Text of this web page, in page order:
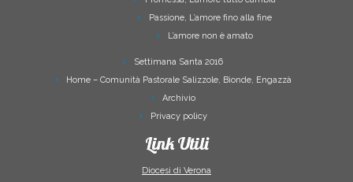
Passione, L’amore fino alla fine
L’amore non è amato
Settimana Santa 2016
Home – Comunità Pastorale Salizzole, Bionde, Engazzà
Archivio
Privacy policy
Link Utili
Diocesi di Verona